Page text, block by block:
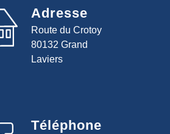
Adresse
Route du Crotoy
80132 Grand
Laviers
Téléphone